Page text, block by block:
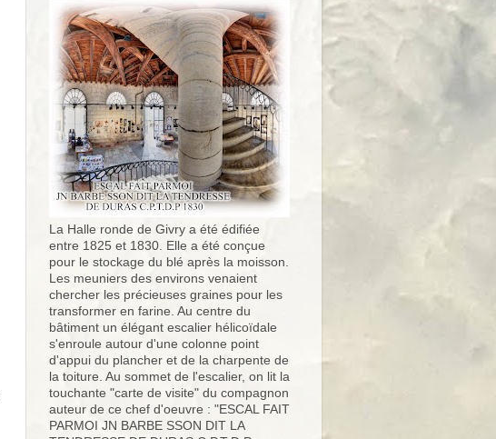
La Halle ronde de Givry a été édifiée
entre 1825 et 1830. Elle a été conçue
pour le stockage du blé après la moisson.
Les meuniers des environs venaient
chercher les précieuses graines pour les
transformer en farine. Au centre du
bâtiment un élégant escalier hélicoïdale
s'enroule autour d'une colonne point
d'appui du plancher et de la charpente de
la toiture. Au sommet de l'escalier, on lit la
touchante "carte de visite" du compagnon
auteur de ce chef d'oeuvre : "ESCAL FAIT
PARMOI JN BARBE SSON DIT LA